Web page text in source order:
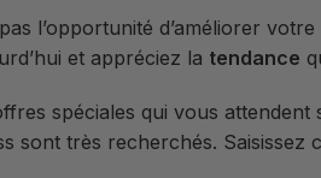
l’opportunité d’améliorer
et appréciez la tendance
spéciales qui vous
sont très recherchés.